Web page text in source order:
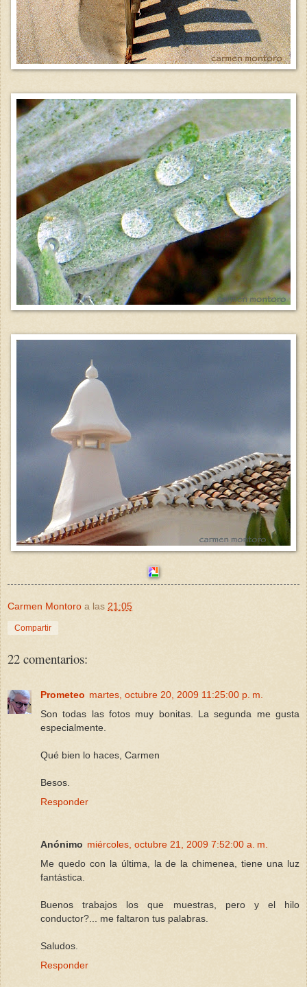
Carmen Montoro a las 21:05
Compartir
22 comentarios:
Prometeo martes, octubre 20, 2009 11:25:00 p. m.
Son todas las fotos muy bonitas. La segunda me gusta
especialmente.
Qué bien lo haces, Carmen
Besos.
Responder
Anónimo miércoles, octubre 21, 2009 7:52:00 a. m.
Me quedo con la última, la de la chimenea, tiene una luz
fantástica.
Buenos trabajos los que muestras, pero y el hilo
conductor?... me faltaron tus palabras.
Saludos.
Responder